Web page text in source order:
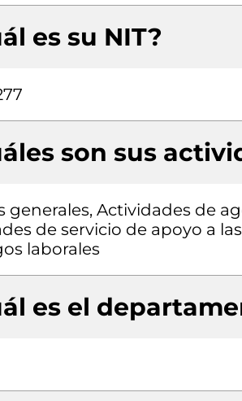
es su NIT?
son sus
generales, Actividades de
de servicio de apoyo a
laborales
es el